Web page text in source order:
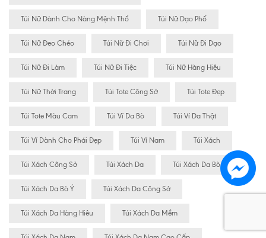
Túi Nữ Dành Cho Nàng Mệnh Thổ Túi Nữ Dạo Phố
Túi Nữ Đeo Chéo Túi Nữ Đi Chơi Túi Nữ Đi Dạo
Túi Nữ Đi Làm Túi Nữ Đi Tiệc Túi Nữ Hàng Hiệu
Túi Nữ Thời Trang Túi Tote Công Sở Túi Tote Đẹp
Túi Tote Màu Cam Túi Ví Da Bò Túi Ví Da Thật
Túi Ví Dành Cho Phái Đẹp Túi Ví Nam Túi Xách
Túi Xách Công Sở Túi Xách Da Túi Xách Da Bò
Túi Xách Da Bò Ý Túi Xách Da Công Sở
Túi Xách Da Hàng Hiêu Túi Xách Da Mềm